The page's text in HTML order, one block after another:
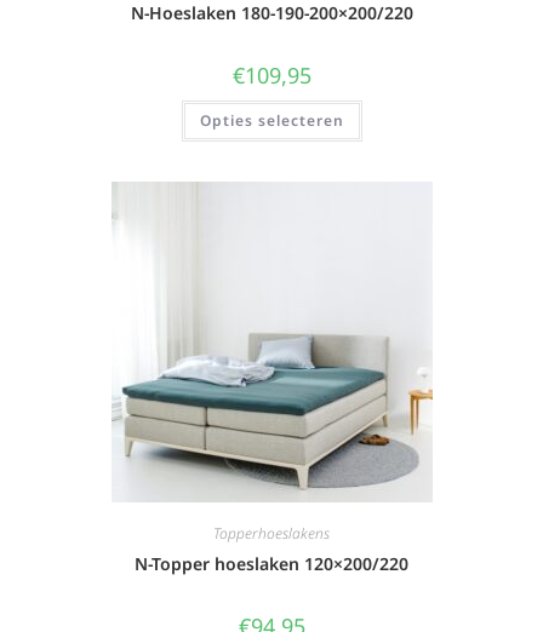
N-Hoeslaken 180-190-200×200/220
€109,95
Opties selecteren
Topperhoeslakens
N-Topper hoeslaken 120×200/220
€94,95